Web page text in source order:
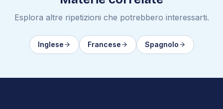
Esplora altre ripetizioni che potrebbero interessarti.
Inglese Francese Spagnolo